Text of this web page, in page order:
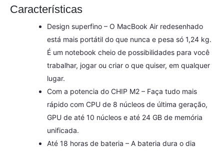
Características
Design superfino – O MacBook Air redesenhado
está mais portátil do que nunca e pesa só 1,24 kg.
É um notebook cheio de possibilidades para você
trabalhar, jogar ou criar o que quiser, em qualquer
lugar.
Com a potencia do CHIP M2 – Faça tudo mais
rápido com CPU de 8 núcleos de última geração,
GPU de até 10 núcleos e até 24 GB de memória
unificada.
Até 18 horas de bateria – A bateria dura o dia